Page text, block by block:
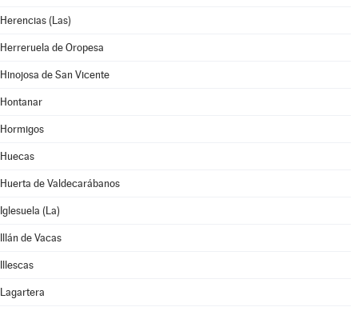
Herencias (Las)
Herreruela de Oropesa
Hinojosa de San Vicente
Hontanar
Hormigos
Huecas
Huerta de Valdecarábanos
Iglesuela (La)
Illán de Vacas
Illescas
Lagartera